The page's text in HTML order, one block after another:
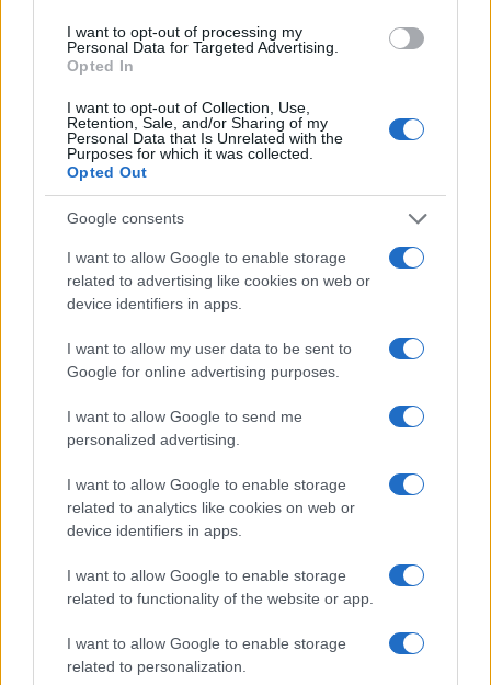
I want to opt-out of processing my
Personal Data for Targeted Advertising.
Opted In
I want to opt-out of Collection, Use,
Retention, Sale, and/or Sharing of my
Personal Data that Is Unrelated with the
Purposes for which it was collected.
Opted Out
Google consents
I want to allow Google to enable storage
related to advertising like cookies on web or
device identifiers in apps.
I want to allow my user data to be sent to
Google for online advertising purposes.
I want to allow Google to send me
personalized advertising.
I want to allow Google to enable storage
related to analytics like cookies on web or
device identifiers in apps.
I want to allow Google to enable storage
related to functionality of the website or app.
I want to allow Google to enable storage
related to personalization.
Cómo una organización australiana ayuda a mantener
unidas a las personas vulnerables y sus mascotas
Javier Ortega · 5 Ago 2026
Cómo reaccionan los animales durante un eclipse
solar total
Lucía Fernández · 3 Ago 2026